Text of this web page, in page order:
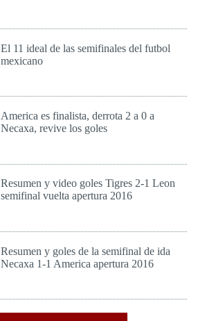
El 11 ideal de las semifinales del futbol
mexicano
America es finalista, derrota 2 a 0 a
Necaxa, revive los goles
Resumen y video goles Tigres 2-1 Leon
semifinal vuelta apertura 2016
Resumen y goles de la semifinal de ida
Necaxa 1-1 America apertura 2016